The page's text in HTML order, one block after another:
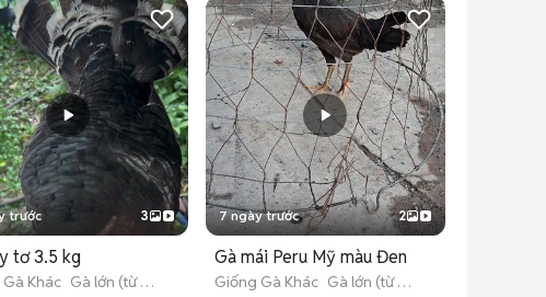
trước 3
tơ 3.5 kg
Khác Gà lớn (từ 3
7 ngày trước 2
Gà mái Peru Mỹ màu Đen
Giống Gà Khác Gà lớn (từ 3